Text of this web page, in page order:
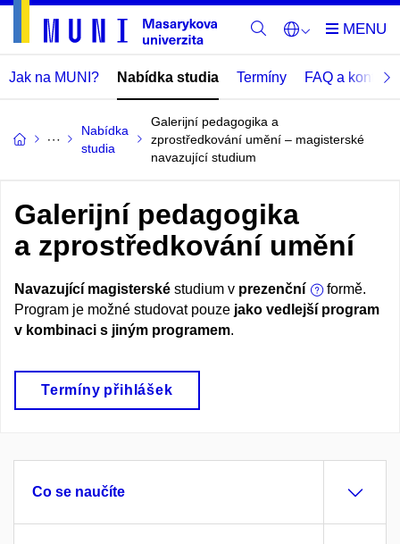
Jak na MUNI? Nabídka studia Termíny FAQ a kontakty
Nabídka
studia
Galerijní pedagogika a
zprostředkování umění – magisterské
navazující studium
Galerijní pedagogika
a zprostředkování umění
Navazující magisterské studium v prezenční
formě.
Program je možné studovat pouze jako vedlejší program
v kombinaci s jiným programem.
Termíny přihlášek
Co se naučíte